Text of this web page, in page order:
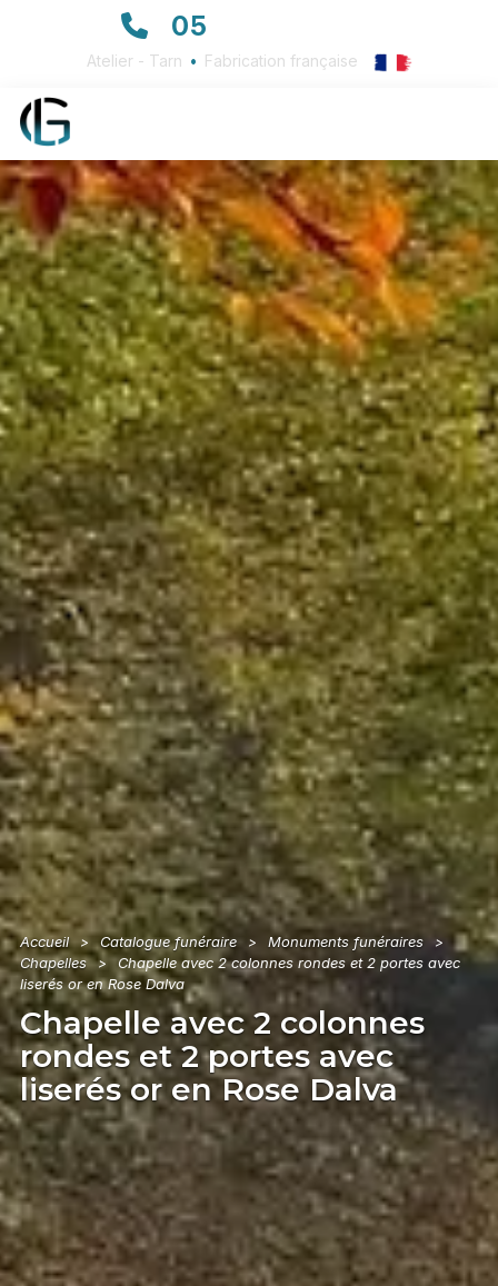
05
Atelier - Tarn • Fabrication française
Accueil > Catalogue funéraire > Monuments funéraires >
Chapelles >
Chapelle avec 2 colonnes rondes et 2 portes avec
liserés or en Rose Dalva
Chapelle avec 2 colonnes
rondes et 2 portes avec
liserés or en Rose Dalva